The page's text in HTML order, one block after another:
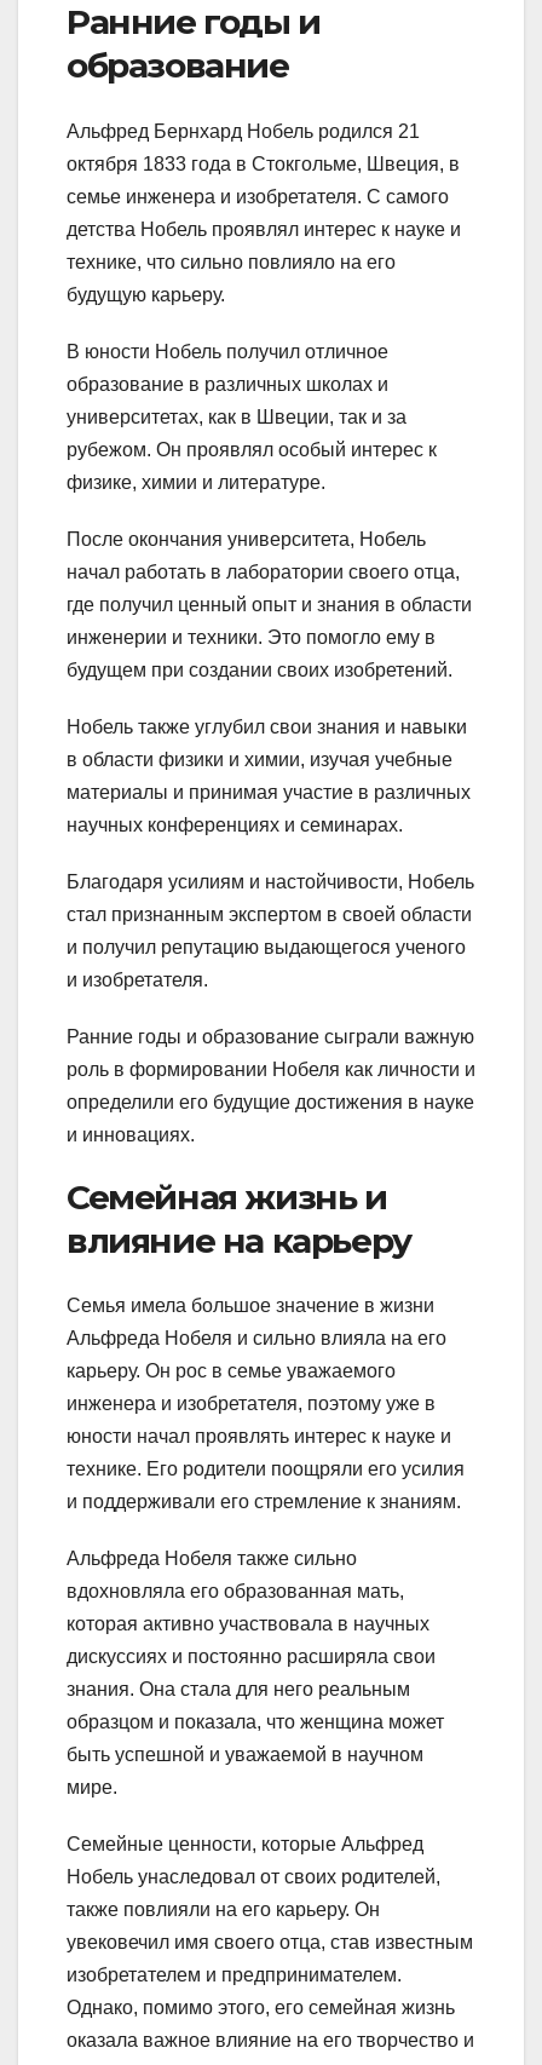
Ранние годы и
образование
Альфред Бернхард Нобель родился 21
октября 1833 года в Стокгольме, Швеция, в
семье инженера и изобретателя. С самого
детства Нобель проявлял интерес к науке и
технике, что сильно повлияло на его
будущую карьеру.
В юности Нобель получил отличное
образование в различных школах и
университетах, как в Швеции, так и за
рубежом. Он проявлял особый интерес к
физике, химии и литературе.
После окончания университета, Нобель
начал работать в лаборатории своего отца,
где получил ценный опыт и знания в области
инженерии и техники. Это помогло ему в
будущем при создании своих изобретений.
Нобель также углубил свои знания и навыки
в области физики и химии, изучая учебные
материалы и принимая участие в различных
научных конференциях и семинарах.
Благодаря усилиям и настойчивости, Нобель
стал признанным экспертом в своей области
и получил репутацию выдающегося ученого
и изобретателя.
Ранние годы и образование сыграли важную
роль в формировании Нобеля как личности и
определили его будущие достижения в науке
и инновациях.
Семейная жизнь и
влияние на карьеру
Семья имела большое значение в жизни
Альфреда Нобеля и сильно влияла на его
карьеру. Он рос в семье уважаемого
инженера и изобретателя, поэтому уже в
юности начал проявлять интерес к науке и
технике. Его родители поощряли его усилия
и поддерживали его стремление к знаниям.
Альфреда Нобеля также сильно
вдохновляла его образованная мать,
которая активно участвовала в научных
дискуссиях и постоянно расширяла свои
знания. Она стала для него реальным
образцом и показала, что женщина может
быть успешной и уважаемой в научном
мире.
Семейные ценности, которые Альфред
Нобель унаследовал от своих родителей,
также повлияли на его карьеру. Он
увековечил имя своего отца, став известным
изобретателем и предпринимателем.
Однако, помимо этого, его семейная жизнь
оказала важное влияние на его творчество и